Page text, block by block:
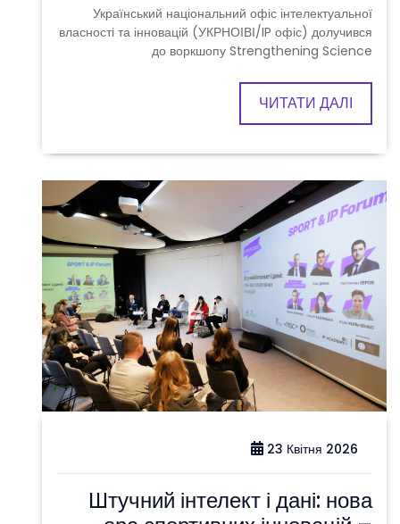
Український національний офіс інтелектуальної
власності та інновацій (УКРНОІВІ/IP офіс) долучився
до воркшопу Strengthening Science
ЧИТАТИ ДАЛІ
23 Квітня 2026
Штучний інтелект і дані: нова